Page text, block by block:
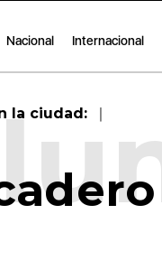
Nacional Internacional
la ciudad: |